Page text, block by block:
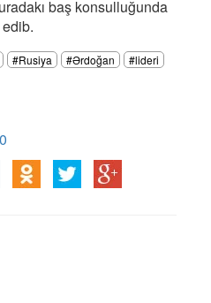
baş konsulluğunda
#Rusiya #Ərdoğan
#lideri